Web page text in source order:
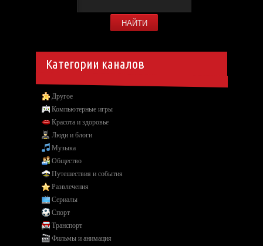
Категории каналов
Другое
Компьютерные игры
Красота и здоровье
Люди и блоги
Музыка
Общество
Путешествия и события
Развлечения
Сериалы
Спорт
Транспорт
Фильмы и анимация